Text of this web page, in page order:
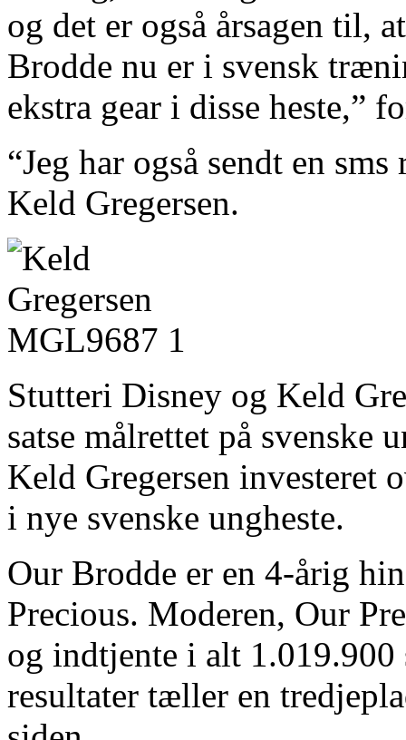
og det er også årsagen til,
Brodde nu er i svensk
ekstra gear i disse heste,”
“Jeg har også sendt en
Keld Gregersen.
Stutteri Disney og Keld
satse målrettet på svenske
Keld Gregersen investeret
i nye svenske ungheste.
Our Brodde er en 4-årig
Precious. Moderen, Our
og indtjente i alt 1.019.900
resultater tæller en